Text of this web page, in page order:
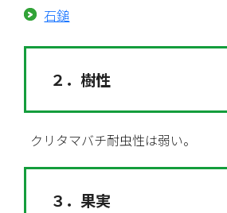
石鎚
２．樹性
クリタマバチ耐虫性は弱い。
３．果実